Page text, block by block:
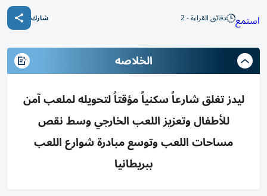
استمع دقائق القراءة - 2 شارك
الخلاصه
ليدز تغلق شارعاً سكنياً مؤقتاً لتحويله لملعب آمن
للأطفال وتعزيز اللعب الخارجي وسط نقص
مساحات اللعب وتوسع مبادرة شوارع اللعب
ببريطانيا